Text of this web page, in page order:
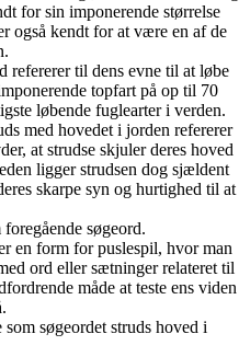
for sin imponerende størrelse
også kendt for at være en af ​​de
refererer til dens evne til at løbe
topfart på op til 70
løbende fuglearter i verden.
med hovedet i jorden refererer
at strudse skjuler deres hoved
ligger strudsen dog sjældent
skarpe syn og hurtighed til at
søgeord.
en form for puslespil, hvor man
ord eller sætninger relateret til
måde at teste ens viden
søgeordet struds hoved i